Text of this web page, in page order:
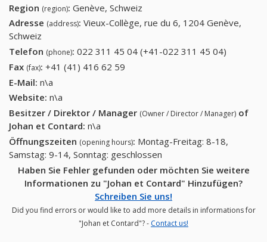
Region (region): Genève, Schweiz
Adresse (address): Vieux-Collège, rue du 6, 1204 Genève,
Schweiz
Telefon (phone): 022 311 45 04 (+41-022 311 45 04)
Fax (fax): +41 (41) 416 62 59
E-Mail: n\a
Website: n\a
Besitzer / Direktor / Manager (Owner / Director / Manager) of
Johan et Contard: n\a
Öffnungszeiten (opening hours): Montag-Freitag: 8-18,
Samstag: 9-14, Sonntag: geschlossen
Haben Sie Fehler gefunden oder möchten Sie weitere
Informationen zu "Johan et Contard" Hinzufügen?
Schreiben Sie uns!
Did you find errors or would like to add more details in informations for
"Johan et Contard"? - Contact us!